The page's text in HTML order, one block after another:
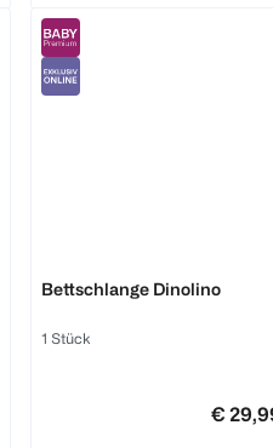
Bettschlange Dinolino
1 Stück
€